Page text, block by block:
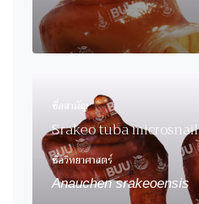
ชื่อสามัญ
Srakeo tuba microsnail
ชื่อวิทยาศาสตร์
Anauchen srakeoensis